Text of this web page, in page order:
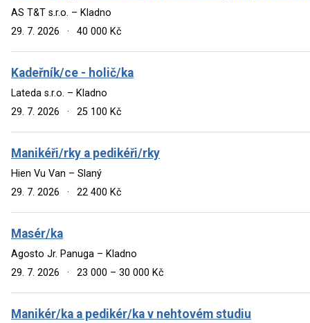
AS T&T s.r.o. – Kladno
29. 7. 2026
· 40 000 Kč
Kadeřník/ce - holič/ka
Lateda s.r.o. – Kladno
29. 7. 2026
· 25 100 Kč
Manikéři/rky a pedikéři/rky
Hien Vu Van – Slaný
29. 7. 2026
· 22 400 Kč
Masér/ka
Agosto Jr. Panuga – Kladno
29. 7. 2026
· 23 000 – 30 000 Kč
Manikér/ka a pedikér/ka v nehtovém studiu